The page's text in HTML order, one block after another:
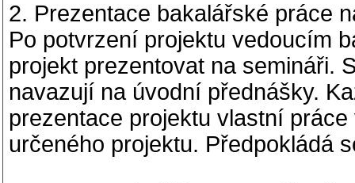
2. Prezentace bakalářské práce
Po potvrzení projektu vedoucím
projekt prezentovat na semináři.
navazují na úvodní přednášky.
prezentace projektu vlastní
určeného projektu. Předpokládá